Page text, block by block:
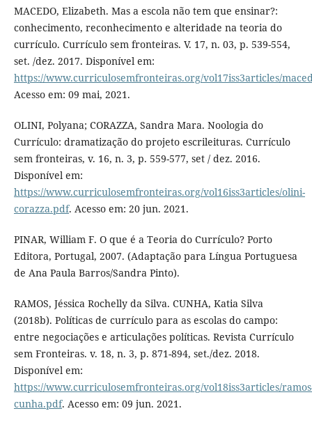
MACEDO, Elizabeth. Mas a escola não tem que ensinar?:
conhecimento, reconhecimento e alteridade na teoria do
currículo. Currículo sem fronteiras. V. 17, n. 03, p. 539-554,
set. /dez. 2017. Disponível em:
https://www.curriculosemfronteiras.org/vol17iss3articles/
Acesso em: 09 mai, 2021.
OLINI, Polyana; CORAZZA, Sandra Mara. Noologia do
Currículo: dramatização do projeto escrileituras. Currículo
sem fronteiras, v. 16, n. 3, p. 559-577, set / dez. 2016.
Disponível em:
https://www.curriculosemfronteiras.org/vol16iss3articles/olini-
corazza.pdf. Acesso em: 20 jun. 2021.
PINAR, William F. O que é a Teoria do Currículo? Porto
Editora, Portugal, 2007. (Adaptação para Língua Portuguesa
de Ana Paula Barros/Sandra Pinto).
RAMOS, Jéssica Rochelly da Silva. CUNHA, Katia Silva
(2018b). Políticas de currículo para as escolas do campo:
entre negociações e articulações políticas. Revista Currículo
sem Fronteiras. v. 18, n. 3, p. 871-894, set./dez. 2018.
Disponível em:
https://www.curriculosemfronteiras.org/vol18iss3articles/
cunha.pdf. Acesso em: 09 jun. 2021.